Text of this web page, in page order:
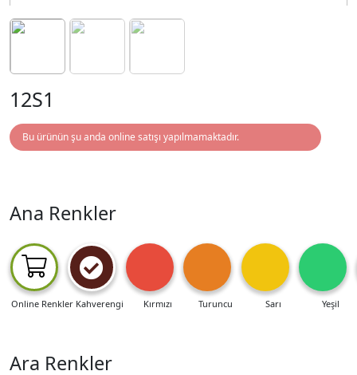
12S1
Bu ürünün şu anda online satışı yapılmamaktadır.
Ana Renkler
Online Renkler Kahverengi Kırmızı Turuncu Sarı Yeşil
Ara Renkler